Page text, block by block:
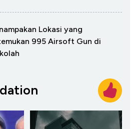
Lokasi yang
995 Airsoft Gun di